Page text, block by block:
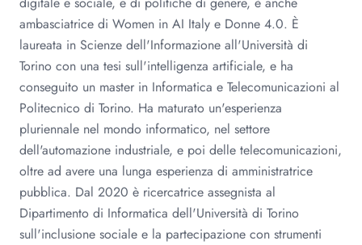
ambasciatrice di Women in AI Italy e Donne 4.0. È
laureata in Scienze dell'Informazione all'Università di
Torino con una tesi sull'intelligenza artificiale, e ha
conseguito un master in Informatica e Telecomunicazioni al
Politecnico di Torino. Ha maturato un'esperienza
pluriennale nel mondo informatico, nel settore
dell'automazione industriale, e poi delle telecomunicazioni,
oltre ad avere una lunga esperienza di amministratrice
pubblica. Dal 2020 è ricercatrice assegnista al
Dipartimento di Informatica dell'Università di Torino
sull'inclusione sociale e la partecipazione con strumenti